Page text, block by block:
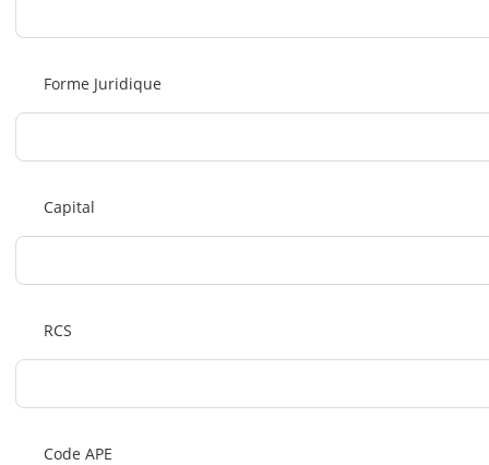
Forme Juridique
Capital
RCS
Code APE